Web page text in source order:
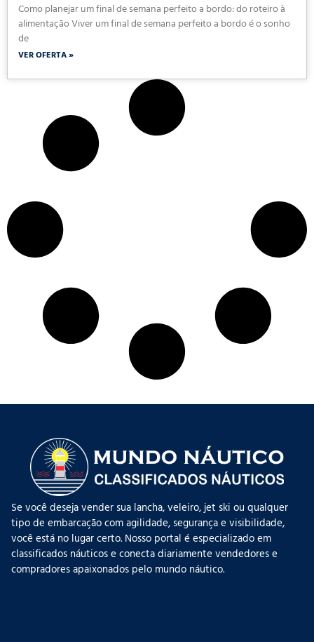
Como planejar um final de semana perfeito a bordo: do roteiro à
alimentação Viver um final de semana perfeito a bordo é o sonho
de
VER OFERTA »
Se você deseja vender sua lancha, veleiro, jet ski ou qualquer
tipo de embarcação com agilidade, segurança e visibilidade,
você está no lugar certo. Nosso portal é especializado em
classificados náuticos e conecta diariamente vendedores e
compradores apaixonados pelo mundo náutico.